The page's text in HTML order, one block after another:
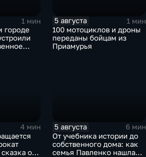
1 мин
городе
5 августа
1 мин
100 мотоциклов и дроны
переданы бойцам из
Приамурья
4 мин
от
5 августа
6 мин
От учебника истории до
собственного дома: как
семья Павленко нашла